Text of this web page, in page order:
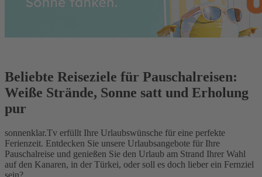
Beliebte Reiseziele für Pauschalreisen:
Weiße Strände, Sonne satt und Erholung
pur
sonnenklar.Tv erfüllt Ihre Urlaubswünsche für eine perfekte
Ferienzeit. Entdecken Sie unsere Urlaubsangebote für Ihre
Pauschalreise und genießen Sie den Urlaub am Strand Ihrer Wahl
auf den Kanaren, in der Türkei, oder soll es doch lieber ein Fernziel